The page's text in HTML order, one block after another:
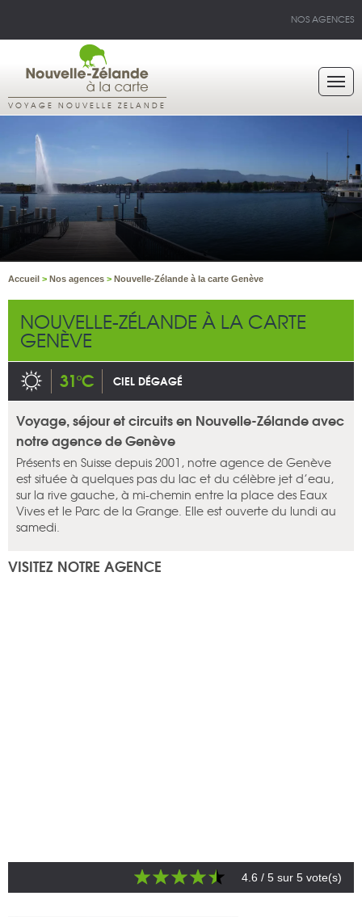
NOS AGENCES
VOYAGE NOUVELLE ZELANDE
Accueil > Nos agences > Nouvelle-Zélande à la carte Genève
NOUVELLE-ZÉLANDE À LA CARTE
GENÈVE
31°C CIEL DÉGAGÉ
Voyage, séjour et circuits en Nouvelle-Zélande avec
notre agence de Genève
Présents en Suisse depuis 2001, notre agence de Genève
est située à quelques pas du lac et du célèbre jet d’eau,
sur la rive gauche, à mi-chemin entre la place des Eaux
Vives et le Parc de la Grange. Elle est ouverte du lundi au
samedi.
VISITEZ NOTRE AGENCE
4.6 / 5 sur 5 vote(s)